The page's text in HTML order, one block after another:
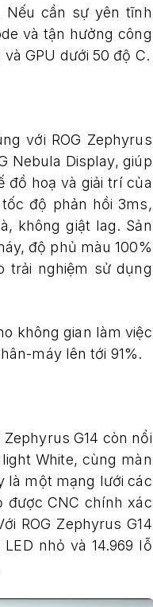
Nếu cần sự yên tĩnh
và tận hưởng công
GPU dưới 50 độ C.
với ROG Zephyrus
Nebula Display, giúp
đồ hoạ và giải trí của
độ phản hồi 3ms,
không giật lag. Sản
độ phủ màu 100%
trải nghiệm sử dụng
không gian làm việc
máy lên tới 91%.
G14 còn nổi
White, cùng màn
là một mạng lưới các
được CNC chính xác
ROG Zephyrus G14
nhỏ và 14.969 lỗ